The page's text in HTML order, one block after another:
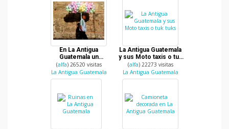
En La Antigua
Guatemala un
vendedor de
algodones de azucar
(alfa) 26520 visitas
La Antigua Guatemala
La Antigua Guatemala
y sus Moto taxis o tuk
tuks
(alfa) 22273 visitas
La Antigua Guatemala